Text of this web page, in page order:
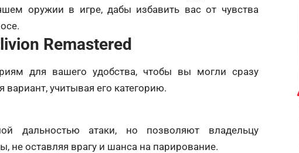
оружии в игре, дабы избавить вас от чувства
Remastered
для вашего удобства, чтобы вы могли сразу
учитывая его категорию.
дальностью атаки, но позволяют владельцу
оставляя врагу и шанса на парирование.